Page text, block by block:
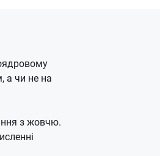
а чи не на
з жовчю.